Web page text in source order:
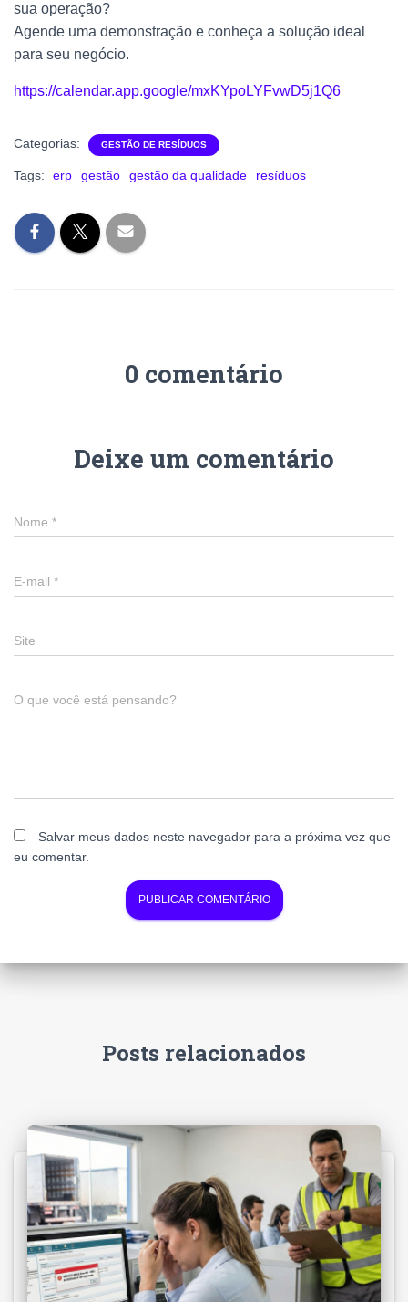
sua operação?
Agende uma demonstração e conheça a solução ideal
para seu negócio.
https://calendar.app.google/mxKYpoLYFvwD5j1Q6
Categorias: GESTÃO DE RESÍDUOS
Tags: erp gestão gestão da qualidade resíduos
0 comentário
Deixe um comentário
Nome *
E-mail *
Site
O que você está pensando?
Salvar meus dados neste navegador para a próxima vez que
eu comentar.
Posts relacionados